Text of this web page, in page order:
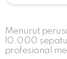
Menurut
10.000
profesional